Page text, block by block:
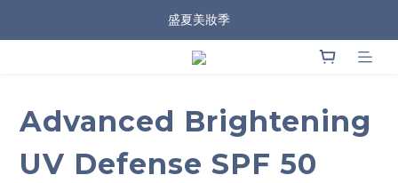
盛夏美妝季
Advanced Brightening
UV Defense SPF 50